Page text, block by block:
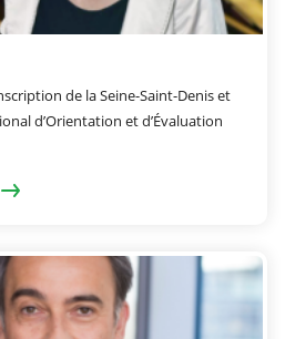
de la Seine-Saint-Denis et
d’Orientation et d’Évaluation